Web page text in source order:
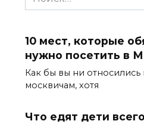
for:
10 мест, которые
нужно посетить в
Как бы вы ни относились
москвичам, хотя
Что едят дети